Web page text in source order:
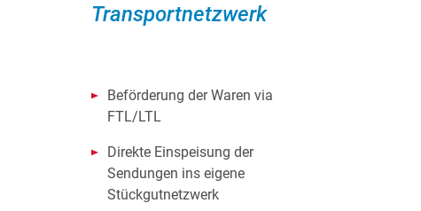
Transportnetzwerk
Beförderung der Waren via
FTL/LTL
Direkte Einspeisung der
Sendungen ins eigene
Stückgutnetzwerk